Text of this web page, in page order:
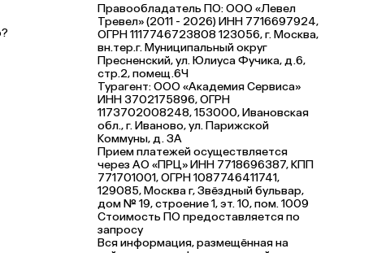
Правообладатель ПО: ООО «Левел
Тревел» (2011 - 2026) ИНН 7716697924,
ОГРН 1117746723808 123056, г. Москва,
вн.тер.г. Муниципальный округ
Пресненский, ул. Юлиуса Фучика, д.6,
стр.2, помещ.6Ч
Турагент: ООО «Академия Сервиса»
ИНН 3702175896, ОГРН
1173702008248, 153000, Ивановская
обл., г. Иваново, ул. Парижской
Коммуны, д. ЗА
Прием платежей осуществляется
через АО «ПРЦ» ИНН 7718696387, КПП
771701001, ОГРН 1087746411741,
129085, Москва г, Звёздный бульвар,
дом № 19, строение 1, эт. 10, пом. 1009
Стоимость ПО предоставляется по
запросу
Вся информация, размещённая на